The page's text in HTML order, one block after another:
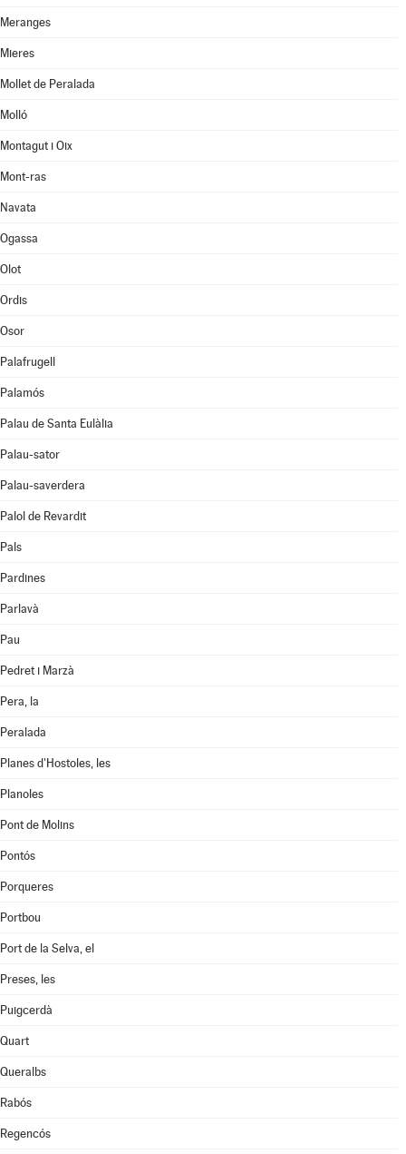
Meranges
Mieres
Mollet de Peralada
Molló
Montagut i Oix
Mont-ras
Navata
Ogassa
Olot
Ordis
Osor
Palafrugell
Palamós
Palau de Santa Eulàlia
Palau-sator
Palau-saverdera
Palol de Revardit
Pals
Pardines
Parlavà
Pau
Pedret i Marzà
Pera, la
Peralada
Planes d'Hostoles, les
Planoles
Pont de Molins
Pontós
Porqueres
Portbou
Port de la Selva, el
Preses, les
Puigcerdà
Quart
Queralbs
Rabós
Regencós